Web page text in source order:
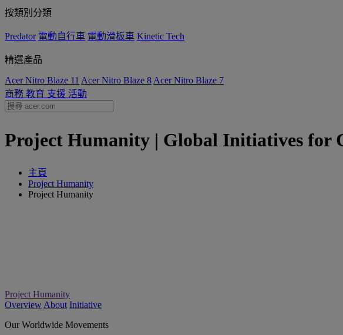
按類別分類
Predator 電動自行車 電動滑板車 Kinetic Tech
精選產品
Acer Nitro Blaze 11 Acer Nitro Blaze 8 Acer Nitro Blaze 7
商務 教育 支援 活動
Project Humanity | Global Initiatives for
主頁
Project Humanity
Project Humanity
Project Humanity
Overview About Initiative
Our Worldwide Movements